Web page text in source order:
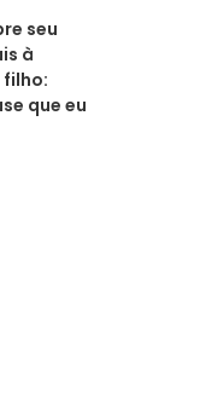
seu
à
que eu